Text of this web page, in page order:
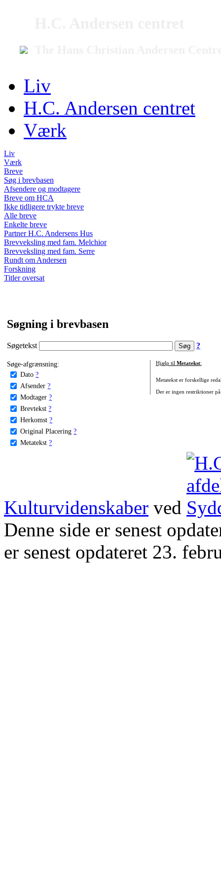
Liv
H.C. Andersen centret
Værk
Liv
Værk
Breve
Søg i brevbasen
Afsendere og modtagere
Breve om HCA
Ikke tidligere trykte breve
Alle breve
Enkelte breve
Partner H.C. Andersens Hus
Brevveksling med fam. Melchior
Brevveksling med fam. Serre
Rundt om Andersen
Forskning
Titler oversat
Søgning i brevbasen
Søgetekst ?
Søge-afgrænsning:
Dato ?
Afsender ?
Modtager ?
Brevtekst ?
Herkomst ?
Original Placering ?
Metatekst ?
Hjælp til Metatekst:
Metatekst er forskellige
Der er ingen restriktioner
Kulturvidenskaber ved
Denne side er senest
er senest opdateret 23.